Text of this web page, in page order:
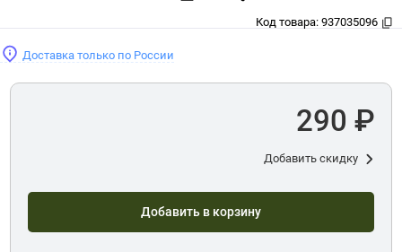
Код товара: 937035096
Доставка только по России
290 ₽
Добавить скидку
Добавить в корзину